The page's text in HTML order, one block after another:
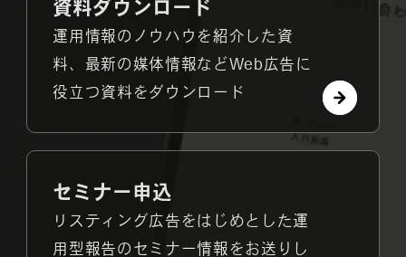
資料ダウンロード
運用情報のノウハウを紹介した資
料、最新の媒体情報などWeb広告に
役立つ資料をダウンロード
セミナー申込
リスティング広告をはじめとした運
用型報告のセミナー情報をお送りし